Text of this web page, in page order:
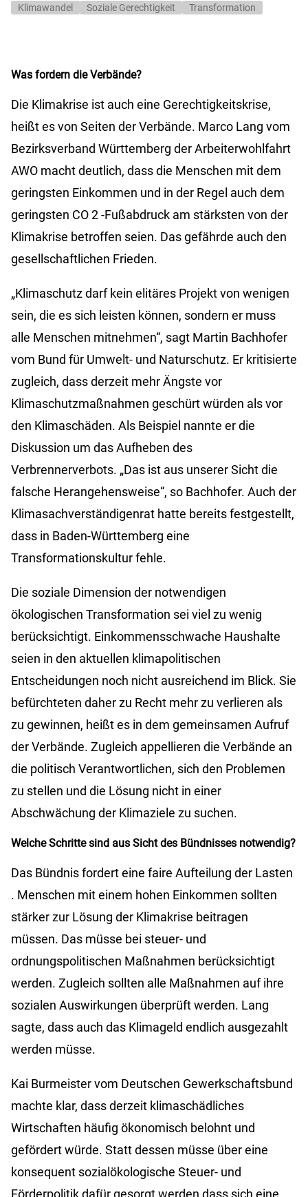
Klimawandel Soziale Gerechtigkeit Transformation
Was fordern die Verbände?
Die Klimakrise ist auch eine Gerechtigkeitskrise,
heißt es von Seiten der Verbände. Marco Lang vom
Bezirksverband Württemberg der Arbeiterwohlfahrt
AWO macht deutlich, dass die Menschen mit dem
geringsten Einkommen und in der Regel auch dem
geringsten CO2-Fußabdruck am stärksten von der
Klimakrise betroffen seien. Das gefährde auch den
gesellschaftlichen Frieden.
„Klimaschutz darf kein elitäres Projekt von wenigen
sein, die es sich leisten können, sondern er muss
alle Menschen mitnehmen“, sagt Martin Bachhofer
vom Bund für Umwelt- und Naturschutz. Er kritisierte
zugleich, dass derzeit mehr Ängste vor
Klimaschutzmaßnahmen geschürt würden als vor
den Klimaschäden. Als Beispiel nannte er die
Diskussion um das Aufheben des
Verbrennerverbots. „Das ist aus unserer Sicht die
falsche Herangehensweise“, so Bachhofer. Auch der
Klimasachverständigenrat hatte bereits festgestellt,
dass in Baden-Württemberg eine
Transformationskultur fehle.
Die soziale Dimension der notwendigen
ökologischen Transformation sei viel zu wenig
berücksichtigt. Einkommensschwache Haushalte
seien in den aktuellen klimapolitischen
Entscheidungen noch nicht ausreichend im Blick. Sie
befürchteten daher zu Recht mehr zu verlieren als
zu gewinnen, heißt es in dem gemeinsamen Aufruf
der Verbände. Zugleich appellieren die Verbände an
die politisch Verantwortlichen, sich den Problemen
zu stellen und die Lösung nicht in einer
Abschwächung der Klimaziele zu suchen.
Welche Schritte sind aus Sicht des Bündnisses notwendig?
Das Bündnis fordert eine faire Aufteilung der Lasten
. Menschen mit einem hohen Einkommen sollten
stärker zur Lösung der Klimakrise beitragen
müssen. Das müsse bei steuer- und
ordnungspolitischen Maßnahmen berücksichtigt
werden. Zugleich sollten alle Maßnahmen auf ihre
sozialen Auswirkungen überprüft werden. Lang
sagte, dass auch das Klimageld endlich ausgezahlt
werden müsse.
Kai Burmeister vom Deutschen Gewerkschaftsbund
machte klar, dass derzeit klimaschädliches
Wirtschaften häufig ökonomisch belohnt und
gefördert würde. Statt dessen müsse über eine
konsequent sozialökologische Steuer- und
Förderpolitik dafür gesorgt werden dass sich eine